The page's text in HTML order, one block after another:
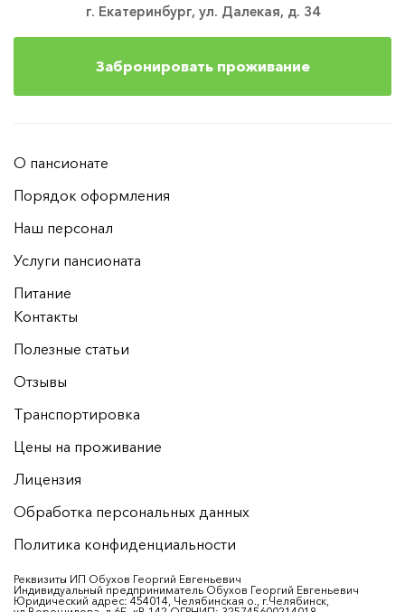
г. Екатеринбург, ул. Далекая, д. 34
Забронировать проживание
О пансионате
Порядок оформления
Наш персонал
Услуги пансионата
Питание
Контакты
Полезные статьи
Отзывы
Транспортировка
Цены на проживание
Лицензия
Обработка персональных данных
Политика конфиденциальности
Реквизиты ИП Обухов Георгий Евгеньевич
Индивидуальный предприниматель Обухов Георгий Евгеньевич
Юридический адрес: 454014, Челябинская о., г.Челябинск,